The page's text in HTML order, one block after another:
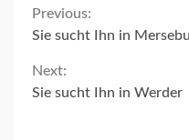
Continue
Reading
Previous:
Sie sucht Ihn in
Next:
Sie sucht Ihn in Werder